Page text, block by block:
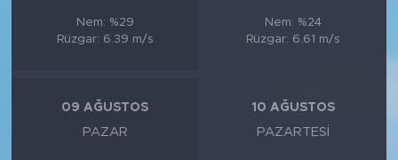
Nem: %29
Rüzgar: 6.39 m/s
Nem: %24
Rüzgar: 6.61 m/s
09 AĞUSTOS
PAZAR
10 AĞUSTOS
PAZARTESI